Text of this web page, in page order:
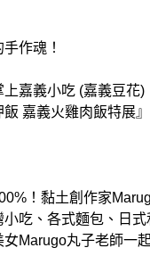
作魂！
上嘉義小吃 (嘉義豆花)
飯 嘉義火雞肉飯特展
！黏土創作家
小吃、各式麵包、日
女Marugo丸子老師一